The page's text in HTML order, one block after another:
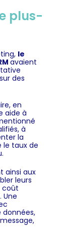
plus-
le
avaient
des
en
aide à
à
la
le taux de
ainsi aux
leurs
coût
Une